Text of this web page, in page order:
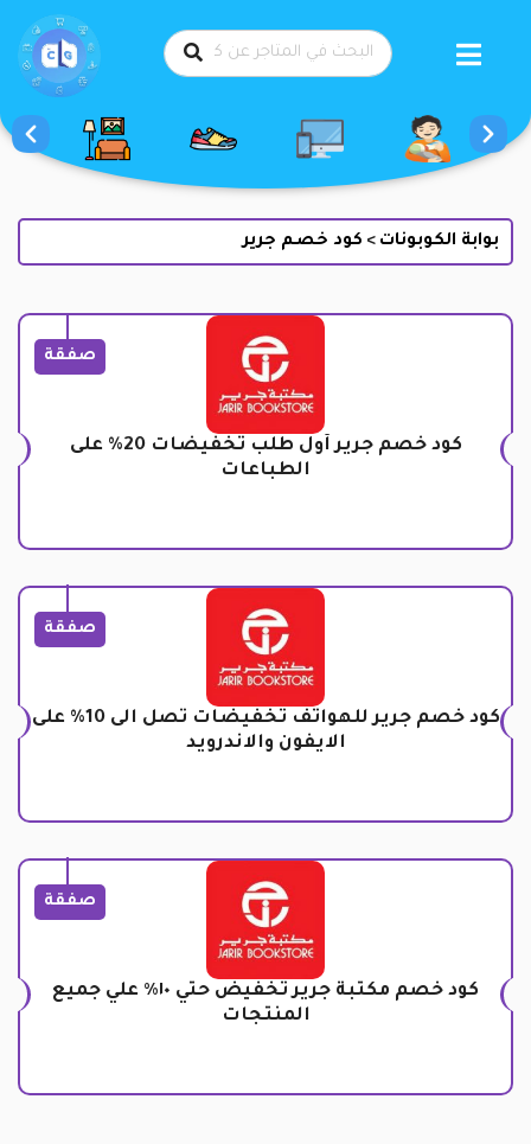
بوابة الكوبونات > كود خصم جرير
صفقة
كود خصم جرير أول طلب تخفيضات 20% على
الطباعات
صفقة
كود خصم جرير للهواتف تخفيضات تصل الى 10% على
الايفون والاندرويد
صفقة
كود خصم مكتبة جرير تخفيض حتي ١٠٪ علي جميع
المنتجات